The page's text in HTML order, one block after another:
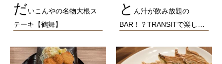
だいこんやの名物大根ス
テーキ【鶴舞】
と ん汁が飲み放題の
BAR！？TRANSITで楽し…